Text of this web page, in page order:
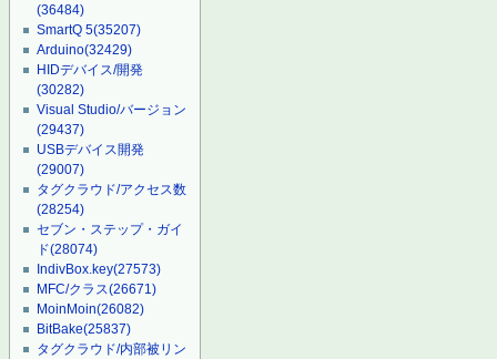
(36484)
SmartQ 5(35207)
Arduino(32429)
HIDデバイス/開発
(30282)
Visual Studio/バージョン
(29437)
USBデバイス開発
(29007)
タグクラウド/アクセス数
(28254)
セブン・ステップ・ガイ
ド(28074)
IndivBox.key(27573)
MFC/クラス(26671)
MoinMoin(26082)
BitBake(25837)
タグクラウド/内部被リン